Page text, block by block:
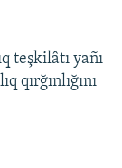
teşkilâtı yañı
qırğınlığını